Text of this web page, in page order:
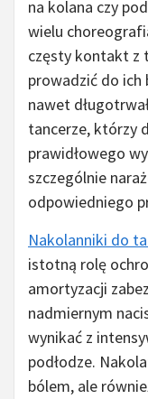
na kolana czy
wielu
częsty kontakt z
prowadzić do ich
nawet
tancerze, którzy
prawidłowego
szczególnie
odpowiedniego
Nakolanniki do
istotną rolę
amortyzacji
nadmiernym
wynikać z
podłodze.
bólem, ale